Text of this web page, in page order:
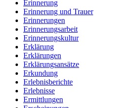
Erinnerung
Erinnerung und Trauer
Erinnerungen
Erinnerungsarbeit
Erinnerungskultur
Erklärung
Erklärungen
Erklärungsansätze
Erkundung
Erlebnisberichte
Erlebnisse
Ermittlungen